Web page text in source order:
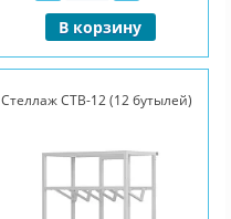
В корзину
Стеллаж СТВ-12 (12 бутылей)